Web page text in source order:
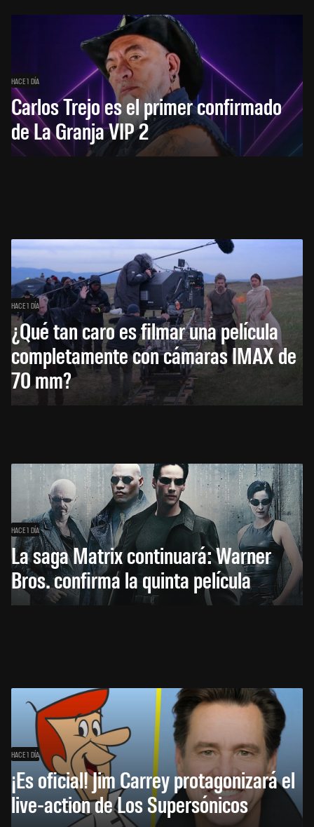
HACE 1 DÍA
Carlos Trejo es el primer confirmado
de La Granja VIP 2
HACE 1 DÍA
¿Qué tan caro es filmar una película
completamente con cámaras IMAX de
70 mm?
HACE 1 DÍA
La saga Matrix continuará: Warner
Bros. confirma la quinta película
HACE 1 DÍA
¡Es oficial! Jim Carrey protagonizará el
live-action de Los Supersónicos